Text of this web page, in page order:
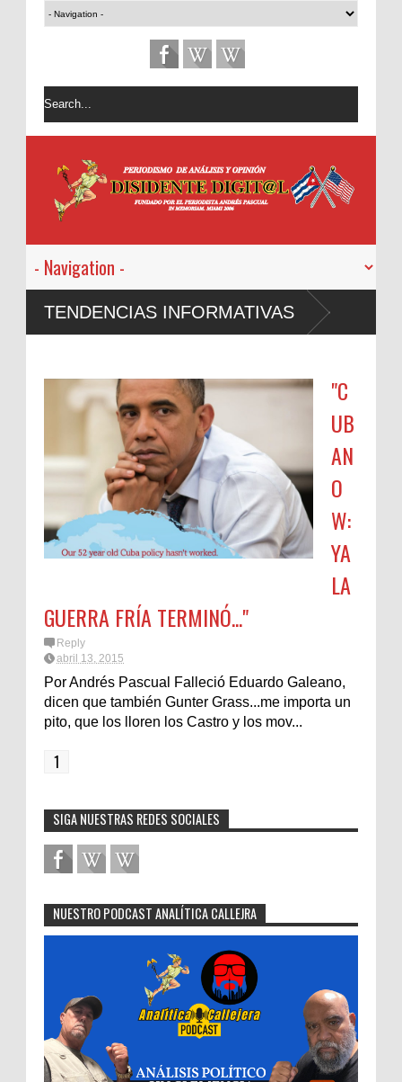
TENDENCIAS INFORMATIVAS
"C
UB
AN
O
W:
YA
LA
GUERRA FRÍA TERMINÓ..."
Reply
abril 13, 2015
Por Andrés Pascual Falleció Eduardo Galeano,
dicen que también Gunter Grass...me importa un
pito, que los lloren los Castro y los mov...
1
SIGA NUESTRAS REDES SOCIALES
NUESTRO PODCAST ANALÍTICA CALLEJRA